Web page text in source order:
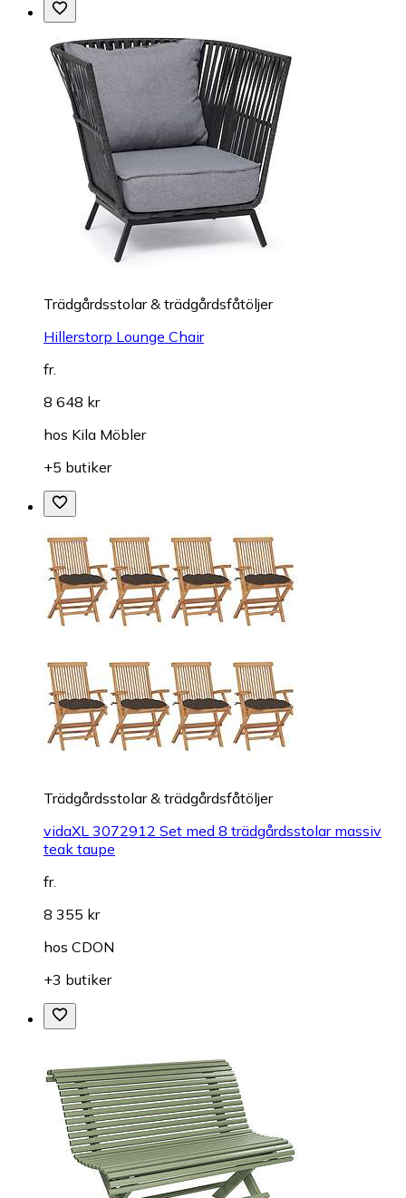
Trädgårdsstolar & trädgårdsfåtöljer
Hillerstorp Lounge Chair
fr.
8 648 kr
hos Kila Möbler
+5 butiker
Trädgårdsstolar & trädgårdsfåtöljer
vidaXL 3072912 Set med 8 trädgårdsstolar massiv
teak taupe
fr.
8 355 kr
hos CDON
+3 butiker